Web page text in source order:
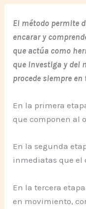
El método permite
encarar y
que actúa como
que investiga y del
procede siempre en
En la primera
que componen al
En la segunda
inmediatas que el
En la tercera
en movimiento,